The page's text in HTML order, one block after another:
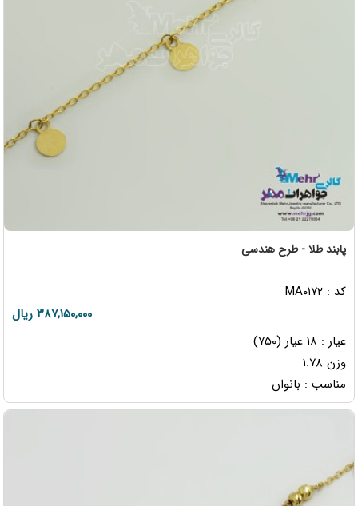
پابند طلا - طرح هندسی
کد : MA۰۱۷۲
۳۸۷,۱۵۰,۰۰۰ ریال
عیار : ۱۸ عیار (۷۵۰)
وزن ۱.۷۸
مناسب : بانوان